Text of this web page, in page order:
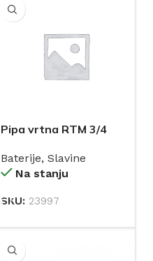
Pipa vrtna RTM 3/4
Baterije, Slavine
Na stanju
SKU: 23997